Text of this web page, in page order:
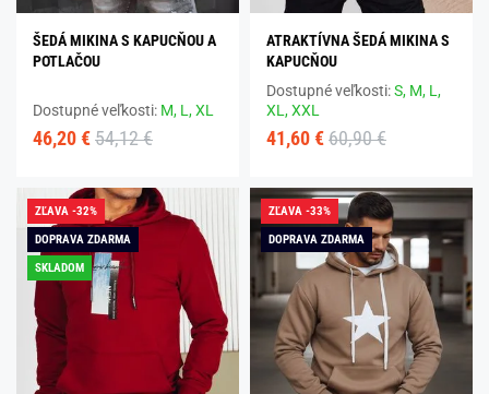
ŠEDÁ MIKINA S KAPUCŇOU A
POTLAČOU
Dostupné veľkosti: M, L,XL
46,20 € 54,12 €
ATRAKTÍVNA ŠEDÁ MIKINA S
KAPUCŇOU
Dostupné veľkosti:S, M, L,
XL,XXL
41,60 € 60,90 €
ZĽAVA -32%
DOPRAVA ZDARMA
SKLADOM
ZĽAVA -33%
DOPRAVA ZDARMA